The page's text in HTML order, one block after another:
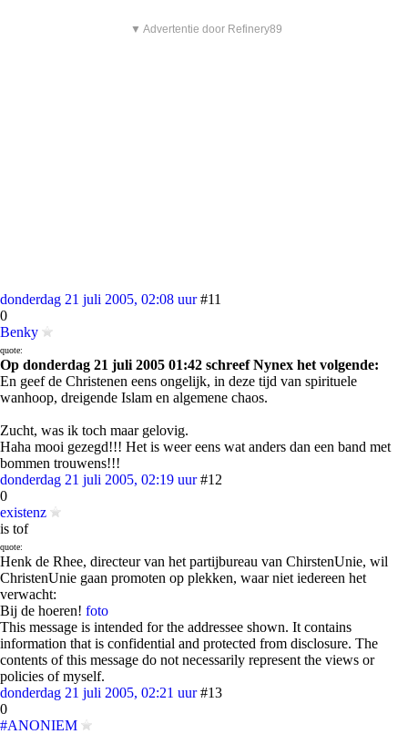
▼ Advertentie door Refinery89
donderdag 21 juli 2005, 02:08 uur #11
0
Benky
quote:
Op donderdag 21 juli 2005 01:42 schreef Nynex het volgende:
En geef de Christenen eens ongelijk, in deze tijd van spirituele
wanhoop, dreigende Islam en algemene chaos.
Zucht, was ik toch maar gelovig.
Haha mooi gezegd!!! Het is weer eens wat anders dan een band met
bommen trouwens!!!
donderdag 21 juli 2005, 02:19 uur #12
0
existenz
is tof
quote:
Henk de Rhee, directeur van het partijbureau van ChirstenUnie, wil
ChristenUnie gaan promoten op plekken, waar niet iedereen het
verwacht:
Bij de hoeren! foto
This message is intended for the addressee shown. It contains
information that is confidential and protected from disclosure. The
contents of this message do not necessarily represent the views or
policies of myself.
donderdag 21 juli 2005, 02:21 uur #13
0
#ANONIEM